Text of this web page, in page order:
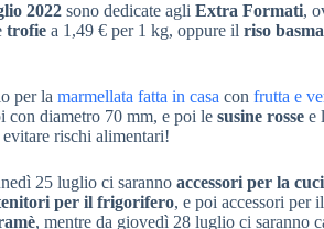
2022 sono dedicate agli Extra Formati,
trofie a 1,49 € per 1 kg, oppure il riso
per la marmellata fatta in casa con frutta e
con diametro 70 mm, e poi le susine rosse e
evitare rischi alimentari!
25 luglio ci saranno accessori per la
per il frigorifero, e poi accessori per
, mentre da giovedì 28 luglio ci saranno